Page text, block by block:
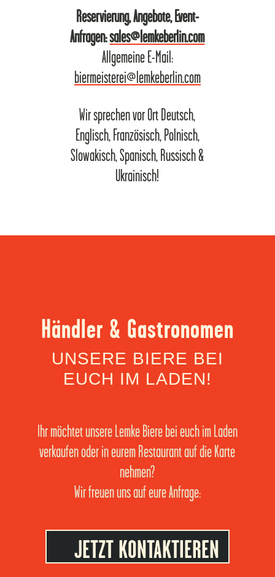
Reservierung, Angebote, Event-
Anfragen:sales@lemkeberlin.com
Allgemeine E-Mail:
biermeisterei@lemkeberlin.com
Wir sprechen vor Ort Deutsch,
Englisch, Französisch, Polnisch,
Slowakisch, Spanisch, Russisch &
Ukrainisch!
Händler & Gastronomen
UNSERE BIERE BEI
EUCH IM LADEN!
Ihr möchtet unsere Lemke Biere bei euch im Laden
verkaufen oder in eurem Restaurant auf die Karte
nehmen?
Wir freuen uns auf eure Anfrage:
JETZT KONTAKTIEREN